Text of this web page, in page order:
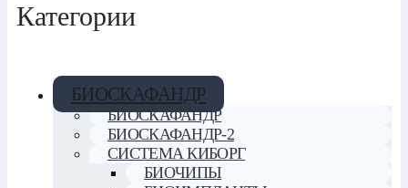
Категории
БИОСКАФАНДР
БИОСКАФАНДР
БИОСКАФАНДР-2
СИСТЕМА КИБОРГ
БИОЧИПЫ